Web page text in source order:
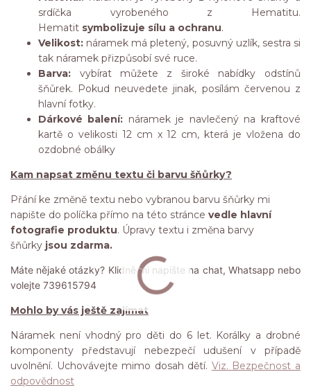
srdíčka vyrobeného z Hematitu.
Hematit symbolizuje sílu a ochranu.
Velikost: náramek má pletený, posuvný uzlík, sestra si
tak náramek přizpůsobí své ruce.
Barva: vybírat můžete z široké nabídky odstínů
šňůrek. Pokud neuvedete jinak, posílám červenou z
hlavní fotky.
Dárkové balení: náramek je navlečený na kraftové
kartě o velikosti 12 cm x 12 cm, která je vložena do
ozdobné obálky
Kam napsat změnu textu či barvu šňůrky?
Přání ke změně textu nebo vybranou barvu šňůrky mi
napište do políčka přímo na této stránce vedle hlavní
fotografie produktu. Úpravy textu i změna barvy
šňůrky jsou zdarma.
Máte nějaké otázky? Klidně mi napište na chat, Whatsapp nebo
volejte 739615794
Mohlo by vás ještě zajímat
Náramek není vhodný pro děti do 6 let. Korálky a drobné
komponenty představují nebezpečí udušení v případě
uvolnění. Uchovávejte mimo dosah dětí. Viz. Bezpečnost a
odpovědnost